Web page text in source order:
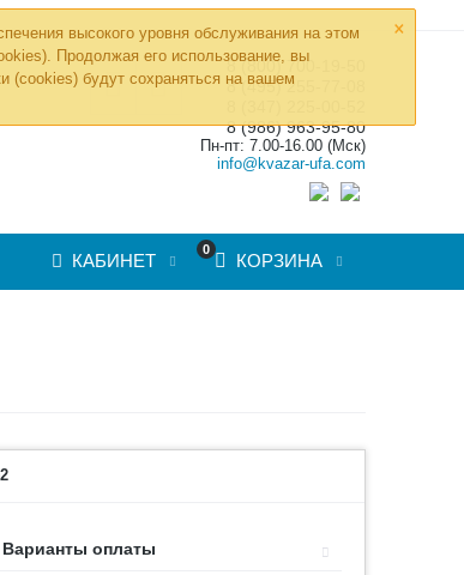
×
высокого уровня обслуживания на этом
Продолжая его использование, вы
(cookies) будут сохраняться на вашем
8 (800) 700-19-50
8 (495) 255-77-08
8 (986) 963-95-80
Пн-пт: 7.00-16.00 (Мск)
info@kvazar-ufa.com
0
КОРЗИНА
КАБИНЕТ
Варианты оплаты